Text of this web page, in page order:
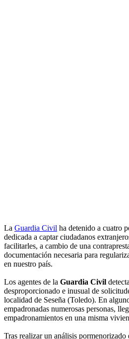
La Guardia Civil ha detenido a cuatro
dedicada a captar ciudadanos
facilitarles, a cambio de una
documentación necesaria para
en nuestro país.
Los agentes de la Guardia Civil
desproporcionado e inusual de
localidad de Seseña (Toledo). En
empadronadas numerosas personas,
empadronamientos en una misma
Tras realizar un análisis pormenorizado